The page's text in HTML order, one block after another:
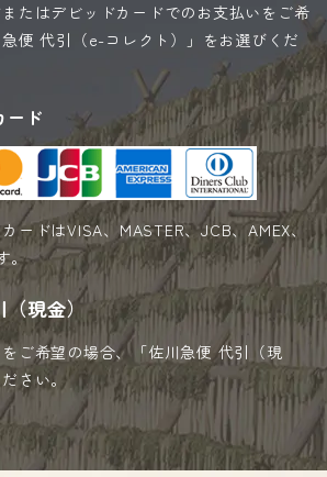
たはデビッドカードでのお支払いをご希
便 代引（e-コレクト）」をお選びくだ
ード
ードはVISA、MASTER、JCB、AMEX、
。
現金）
ご希望の場合、「佐川急便 代引（現
さい。